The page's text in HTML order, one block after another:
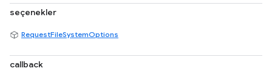
seçenekler
RequestFileSystemOptions
callback